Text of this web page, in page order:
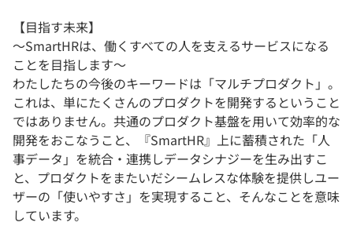
【目指す未来】
〜SmartHRは、働くすべての人を支えるサービスになる
ことを目指します〜
わたしたちの今後のキーワードは「マルチプロダクト」。
これは、単にたくさんのプロダクトを開発するということ
ではありません。共通のプロダクト基盤を用いて効率的な
開発をおこなうこと、『SmartHR』上に蓄積された「人
事データ」を統合・連携しデータシナジーを生み出すこ
と、プロダクトをまたいだシームレスな体験を提供しユー
ザーの「使いやすさ」を実現すること、そんなことを意味
しています。